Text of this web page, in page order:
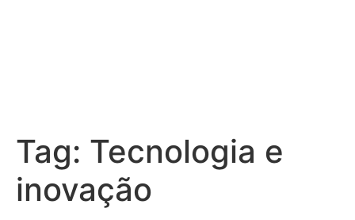
Tag: Tecnologia e
inovação